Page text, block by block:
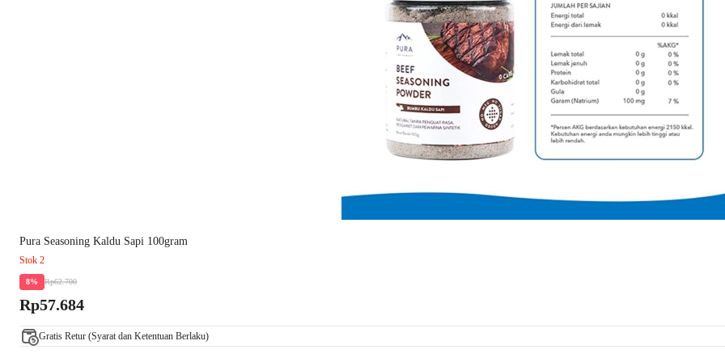
Pura Seasoning Kaldu Sapi 100gram
Stok 2
8% Rp62.700
Rp57.684
Gratis Retur (Syarat dan Ketentuan Berlaku)